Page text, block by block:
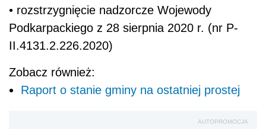
• rozstrzygnięcie nadzorcze Wojewody
Podkarpackiego z 28 sierpnia 2020 r. (nr P-
II.4131.2.226.2020)
Zobacz również:
Raport o stanie gminy na ostatniej prostej
AUTOPROMOCJA